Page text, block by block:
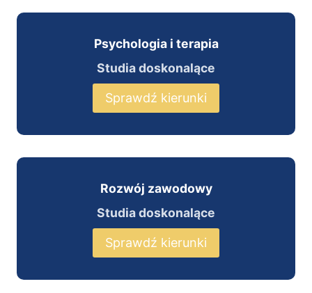
Psychologia i terapia
Studia doskonalące
Sprawdź kierunki
Rozwój zawodowy
Studia doskonalące
Sprawdź kierunki